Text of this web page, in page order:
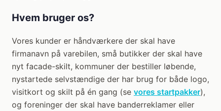
Hvem bruger os?
Vores kunder er håndværkere der skal have
firmanavn på varebilen, små butikker der skal have
nyt facade-skilt, kommuner der bestiller løbende,
nystartede selvstændige der har brug for både logo,
visitkort og skilt på én gang (se vores startpakker),
og foreninger der skal have banderreklamer eller